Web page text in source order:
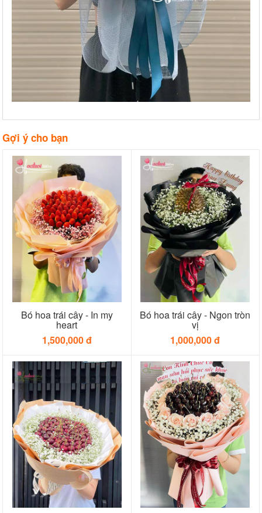
Gợi ý cho bạn
Bó hoa trái cây - In my
heart
1,500,000 đ
Bó hoa trái cây - Ngon tròn
vị
1,000,000 đ